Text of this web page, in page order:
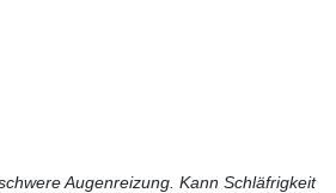
Augenreizung. Kann Schläfrigkeit